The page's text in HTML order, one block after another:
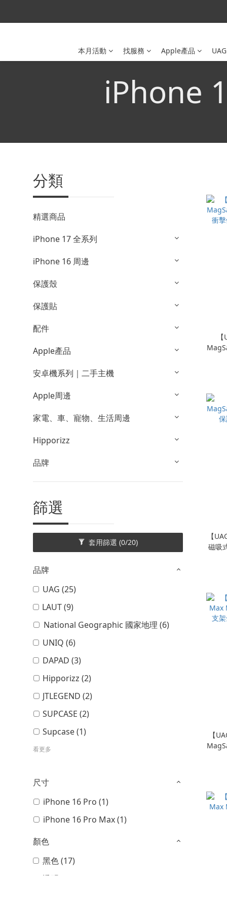
本月活動 找服務 Apple產品 UAG
iPhone
分類
精選商品
iPhone 17 全系列
iPhone 16 周邊
保護殼
保護貼
配件
Apple產品
安卓機系列｜二手主機
Apple周邊
家電、車、寵物、生活周邊
Hipporizz
品牌
篩選
套用篩選 (0/20)
品牌
UAG (25)
LAUT (9)
National Geographic 國家地理 (6)
UNIQ (6)
DAPAD (3)
Hipporizz (2)
JTLEGEND (2)
SUPCASE (2)
Supcase (1)
看更多
尺寸
iPhone 16 Pro (1)
iPhone 16 Pro Max (1)
顏色
黑色 (17)
透明 (10)
衝
【
磁吸
【